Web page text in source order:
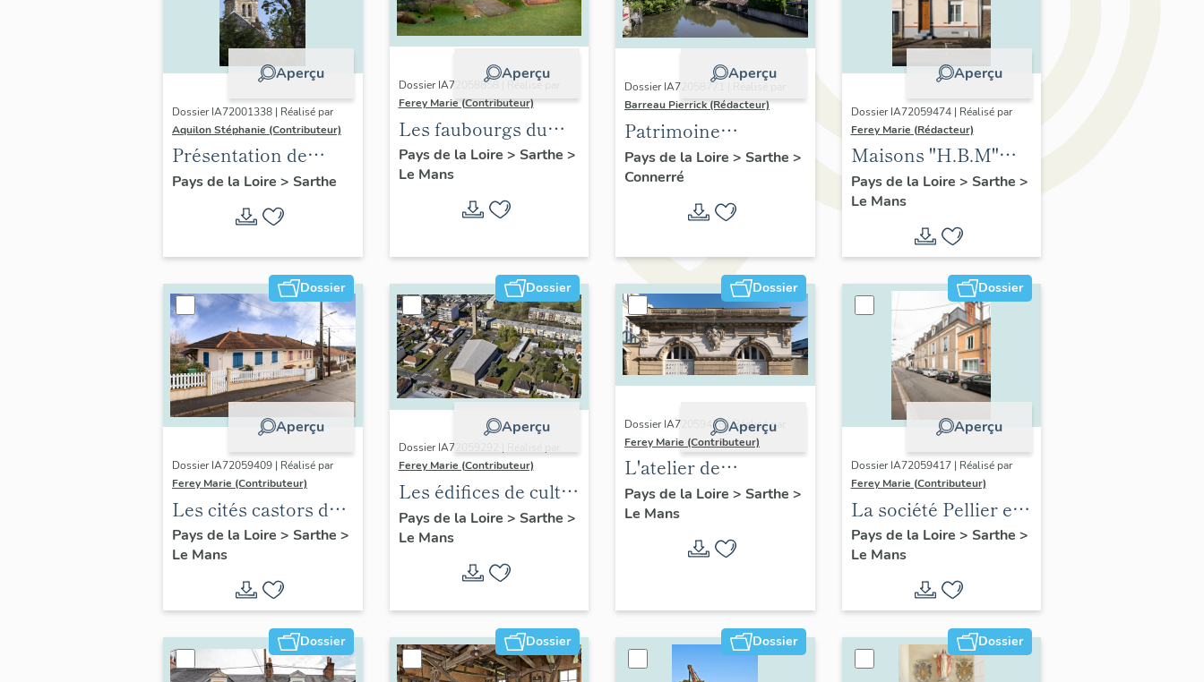
Aperçu
Dossier IA72001338 | Réalisé par
Aquilon Stéphanie (Contributeur)
Présentation de
l'opération Vallée du
Loir, autour de La
Chartre-sur-le-Loir
Pays de la Loire > Sarthe
Aperçu
Dossier IA72058858 | Réalisé par
Ferey Marie (Contributeur)
Les faubourgs du
Mans : présentation
de l'opération
d'inventaire
Pays de la Loire > Sarthe >
Le Mans
Aperçu
Dossier IA72058771 | Réalisé par
Barreau Pierrick (Rédacteur)
Patrimoine
industriel du bourg
de Connerré
Pays de la Loire > Sarthe >
Connerré
Aperçu
Dossier IA72059474 | Réalisé par
Ferey Marie (Rédacteur)
Maisons "H.B.M"
modèle Levesque
Pays de la Loire > Sarthe >
Le Mans
Dossier
Aperçu
Dossier IA72059409 | Réalisé par
Ferey Marie (Contributeur)
Les cités castors du
Mans
Pays de la Loire > Sarthe >
Le Mans
Dossier
Aperçu
Dossier IA72059292 | Réalisé par
Ferey Marie (Contributeur)
Les édifices de culte
du XXe siècle au
Mans
Pays de la Loire > Sarthe >
Le Mans
Dossier
Aperçu
Dossier IA72059478 | Réalisé par
Ferey Marie (Contributeur)
L'atelier de
sculpteur-
ornemaniste
Cottereau
Pays de la Loire > Sarthe >
Le Mans
Dossier
Aperçu
Dossier IA72059417 | Réalisé par
Ferey Marie (Contributeur)
La société Pellier et
Frères
Pays de la Loire > Sarthe >
Le Mans
Dossier Dossier Dossier Dossier